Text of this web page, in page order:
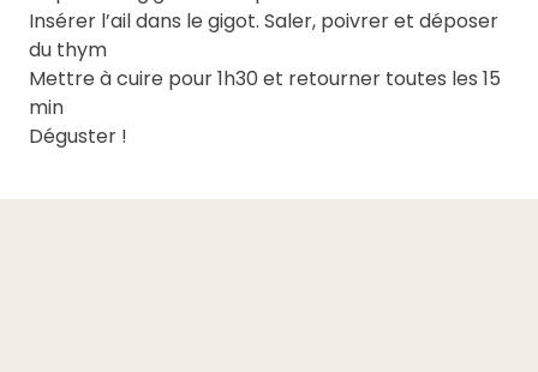
Insérer l’ail dans le gigot. Saler, poivrer et déposer
du thym
Mettre à cuire pour 1h30 et retourner toutes les 15
min
Déguster !